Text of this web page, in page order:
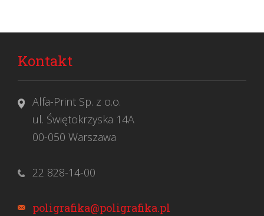
Kontakt
Alfa-Print Sp. z o.o.
ul. Świętokrzyska 14A
00-050 Warszawa
22 828-14-00
poligrafika@poligrafika.pl